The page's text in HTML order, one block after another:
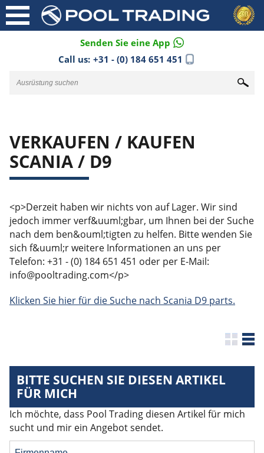
Senden Sie eine App
Call us: +31 - (0) 184 651 451
VERKAUFEN / KAUFEN
SCANIA / D9
<p>Derzeit haben wir nichts von auf Lager. Wir sind
jedoch immer verf&uuml;gbar, um Ihnen bei der Suche
nach dem ben&ouml;tigten zu helfen. Bitte wenden Sie
sich f&uuml;r weitere Informationen an uns per
Telefon: +31 - (0) 184 651 451 oder per E-Mail:
info@pooltrading.com</p>
Klicken Sie hier für die Suche nach Scania D9 parts.
BITTE SUCHEN SIE DIESEN ARTIKEL
FÜR MICH
Ich möchte, dass Pool Trading diesen Artikel für mich
sucht und mir ein Angebot sendet.